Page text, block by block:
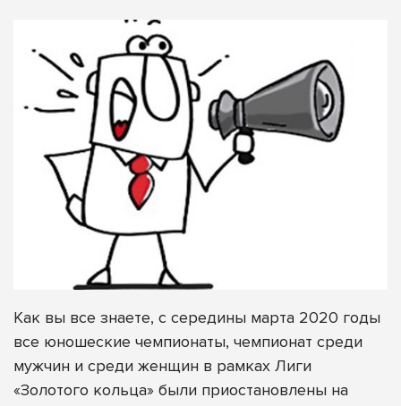
Как вы все знаете, с середины марта 2020 годы
все юношеские чемпионаты, чемпионат среди
мужчин и среди женщин в рамках Лиги
«Золотого кольца» были приостановлены на